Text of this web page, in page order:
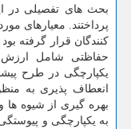
بحث های تفصیلی در
پرداختند. معیارهای
کنندگان قرار گرفته
حفاظتی شامل
یکپارچگی در طرح
انعطاف پذیری به
بهره گیری از شیوه ها
به یکپارچگی و